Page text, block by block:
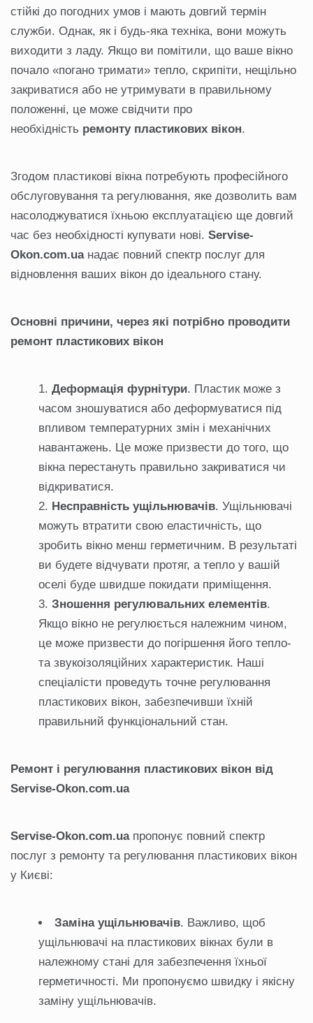
стійкі до погодних умов і мають довгий термін
служби. Однак, як і будь-яка техніка, вони можуть
виходити з ладу. Якщо ви помітили, що ваше вікно
почало «погано тримати» тепло, скрипіти, нещільно
закриватися або не утримувати в правильному
положенні, це може свідчити про
необхідність ремонту пластикових вікон.
Згодом пластикові вікна потребують професійного
обслуговування та регулювання, яке дозволить вам
насолоджуватися їхньою експлуатацією ще довгий
час без необхідності купувати нові. Servise-
Okon.com.uaнадає повний спектр послуг для
відновлення ваших вікон до ідеального стану.
Основні причини, через які потрібно проводити
ремонт пластикових вікон
Деформація фурнітури. Пластик може з
часом зношуватися або деформуватися під
впливом температурних змін і механічних
навантажень. Це може призвести до того, що
вікна перестануть правильно закриватися чи
відкриватися.
Несправність ущільнювачів. Ущільнювачі
можуть втратити свою еластичність, що
зробить вікно менш герметичним. В результаті
ви будете відчувати протяг, а тепло у вашій
оселі буде швидше покидати приміщення.
Зношення регулювальних елементів.
Якщо вікно не регулюється належним чином,
це може призвести до погіршення його тепло-
та звукоізоляційних характеристик. Наші
спеціалісти проведуть точне регулювання
пластикових вікон, забезпечивши їхній
правильний функціональний стан.
Ремонт і регулювання пластикових вікон від
Servise-Okon.com.ua
Servise-Okon.com.uaпропонує повний спектр
послуг з ремонту та регулювання пластикових вікон
у Києві:
Заміна ущільнювачів. Важливо, щоб
ущільнювачі на пластикових вікнах були в
належному стані для забезпечення їхньої
герметичності. Ми пропонуємо швидку і якісну
заміну ущільнювачів.